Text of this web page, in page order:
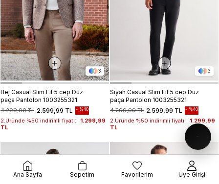
3
Bej Casual Slim Fit 5 cep Düz
paça Pantolon 1003255321
2.599,99 TL
4.299,99 TL %40
2.Üründe %50 indirimli fiyatı:
1.299,99
TL
3
Siyah Casual Slim Fit 5 cep Düz
paça Pantolon 1003255321
2.599,99 TL
4.299,99 TL %40
2.Üründe %50 indirimli fiyatı:
1.299,99
TL
Ana Sayfa Sepetim Favorilerim Üye Girişi